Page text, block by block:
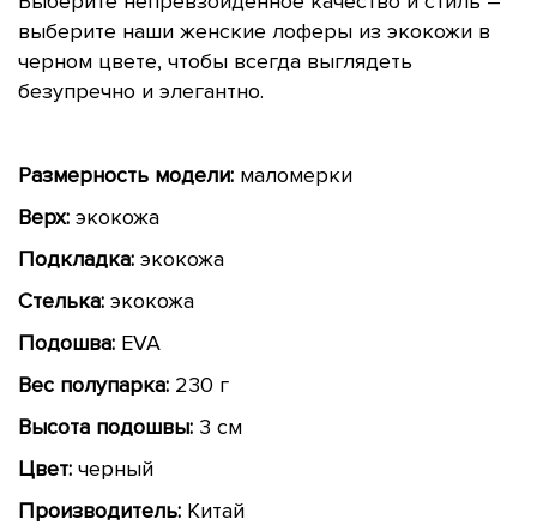
выберите наши женские лоферы из экокожи в
черном цвете, чтобы всегда выглядеть
безупречно и элегантно.
Размерность модели: маломерки
Верх: экокожа
Подкладка: экокожа
Стелька: экокожа
Подошва: EVA
Вес полупарка: 230 г
Высота подошвы: 3 см
Цвет: черный
Производитель: Китай